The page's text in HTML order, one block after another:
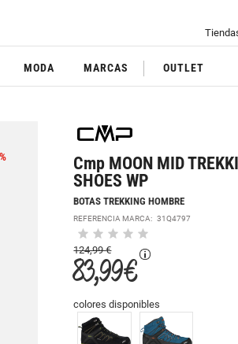
MODA MARCAS OUTLET
Cmp MOON MID
SHOES WP
BOTAS TREKKING HOMBRE
REFERENCIA MARCA:31Q4797
124,99 €
83,99 €
colores disponibles
%